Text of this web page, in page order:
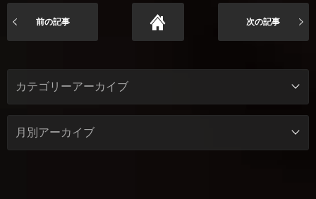
前の記事 次の記事